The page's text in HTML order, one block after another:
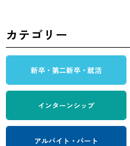
カテゴリー
新卒・第二新卒・就活
インターンシップ
アルバイト・パート